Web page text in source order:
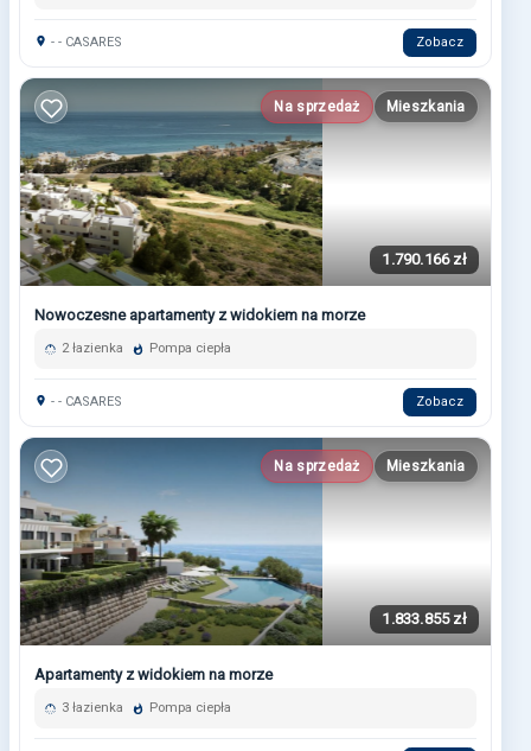
- - CASARES Zobacz
Na sprzedaż Mieszkania
1.790.166 zł
Nowoczesne apartamenty z widokiem na morze
2 łazienka Pompa ciepła
- - CASARES Zobacz
Na sprzedaż Mieszkania
1.833.855 zł
Apartamenty z widokiem na morze
3 łazienka Pompa ciepła